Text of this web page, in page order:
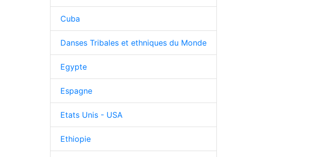
Cuba
Danses Tribales et ethniques du Monde
Egypte
Espagne
Etats Unis - USA
Ethiopie